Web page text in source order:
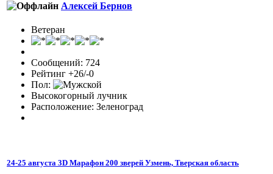
Алексей Бернов
Ветеран
Сообщений: 724
Рейтинг +26/-0
Пол:
Высокогорный лучник
Расположение: Зеленоград
24-25 августа 3D Марафон 200 зверей Узмень, Тверская область